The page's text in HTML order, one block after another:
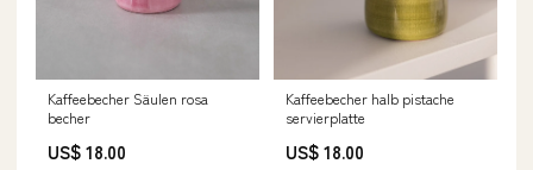
Kaffeebecher Säulen rosa
becher
US$ 18.00
Kaffeebecher halb pistache
servierplatte
US$ 18.00